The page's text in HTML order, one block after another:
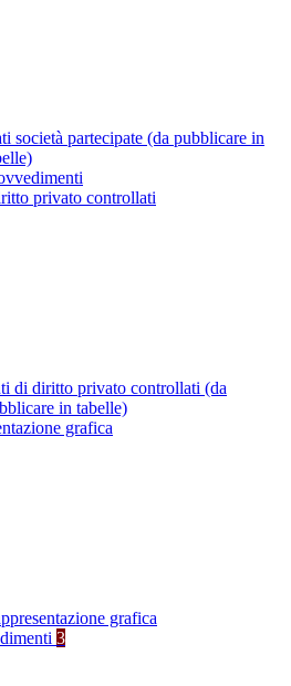
società partecipate (da pubblicare in
privato controllati
di diritto privato controllati (da
in tabelle)
grafica
grafica
3